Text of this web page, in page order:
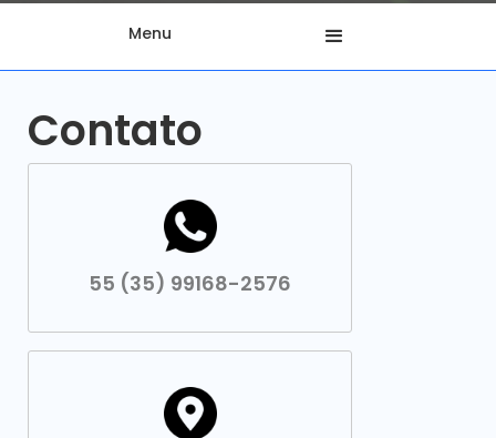
Menu
Contato
55 (35) 99168-2576